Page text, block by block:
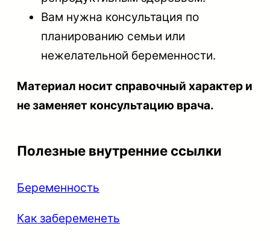
Вам нужна консультация по
планированию семьи или
нежелательной беременности.
Материал носит справочный характер и
не заменяет консультацию врача.
Полезные внутренние ссылки
Беременность
Как забеременеть